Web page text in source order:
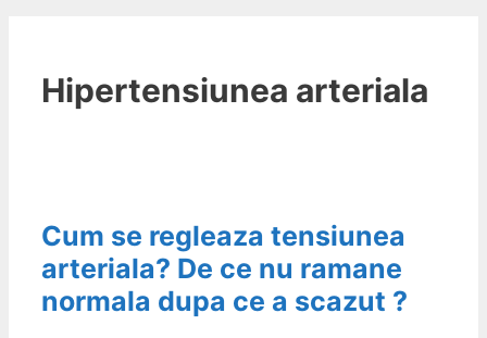
Hipertensiunea arteriala
Cum se regleaza tensiunea
arteriala? De ce nu ramane
normala dupa ce a scazut ?